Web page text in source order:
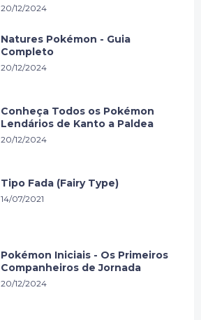
20/12/2024
Natures Pokémon - Guia
Completo
20/12/2024
Conheça Todos os Pokémon
Lendários de Kanto a Paldea
20/12/2024
Tipo Fada (Fairy Type)
14/07/2021
Pokémon Iniciais - Os Primeiros
Companheiros de Jornada
20/12/2024